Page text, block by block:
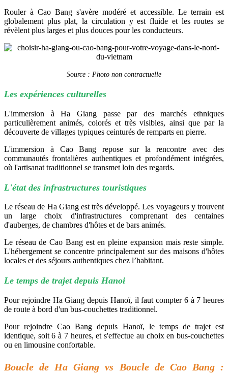
Rouler à Cao Bang s'avère modéré et accessible. Le terrain est
globalement plus plat, la circulation y est fluide et les routes se
révèlent plus larges et plus douces pour les conducteurs.
Source : Photo non contractuelle
Les expériences culturelles
L'immersion à Ha Giang passe par des marchés ethniques
particulièrement animés, colorés et très visibles, ainsi que par la
découverte de villages typiques ceinturés de remparts en pierre.
L'immersion à Cao Bang repose sur la rencontre avec des
communautés frontalières authentiques et profondément intégrées,
où l'artisanat traditionnel se transmet loin des regards.
L'état des infrastructures touristiques
Le réseau de Ha Giang est très développé. Les voyageurs y trouvent
un large choix d'infrastructures comprenant des centaines
d'auberges, de chambres d'hôtes et de bars animés.
Le réseau de Cao Bang est en pleine expansion mais reste simple.
L'hébergement se concentre principalement sur des maisons d'hôtes
locales et des séjours authentiques chez l’habitant.
Le temps de trajet depuis Hanoi
Pour rejoindre Ha Giang depuis Hanoï, il faut compter 6 à 7 heures
de route à bord d'un bus-couchettes traditionnel.
Pour rejoindre Cao Bang depuis Hanoï, le temps de trajet est
identique, soit 6 à 7 heures, et s'effectue au choix en bus-couchettes
ou en limousine confortable.
Boucle de Ha Giang vs Boucle de Cao Bang :